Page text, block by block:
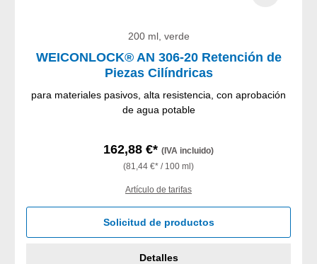
200 ml, verde
WEICONLOCK® AN 306-20 Retención de
Piezas Cilíndricas
para materiales pasivos, alta resistencia, con aprobación
de agua potable
162,88 €* (IVA incluido)
(81,44 €* / 100 ml)
Artículo de tarifas
Solicitud de productos
Detalles